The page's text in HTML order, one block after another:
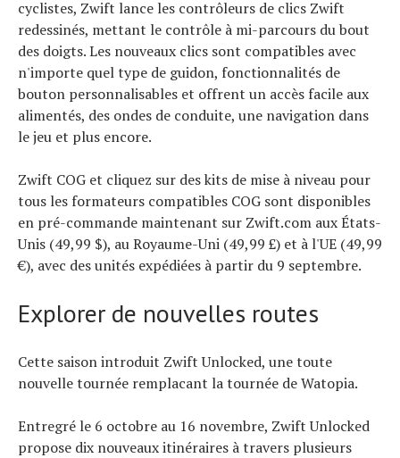
cyclistes, Zwift lance les contrôleurs de clics Zwift
redessinés, mettant le contrôle à mi-parcours du bout
des doigts. Les nouveaux clics sont compatibles avec
n'importe quel type de guidon, fonctionnalités de
bouton personnalisables et offrent un accès facile aux
alimentés, des ondes de conduite, une navigation dans
le jeu et plus encore.
Zwift COG et cliquez sur des kits de mise à niveau pour
tous les formateurs compatibles COG sont disponibles
en pré-commande maintenant sur Zwift.com aux États-
Unis (49,99 $), au Royaume-Uni (49,99 £) et à l'UE (49,99
€), avec des unités expédiées à partir du 9 septembre.
Explorer de nouvelles routes
Cette saison introduit Zwift Unlocked, une toute
nouvelle tournée remplacant la tournée de Watopia.
Entregré le 6 octobre au 16 novembre, Zwift Unlocked
propose dix nouveaux itinéraires à travers plusieurs